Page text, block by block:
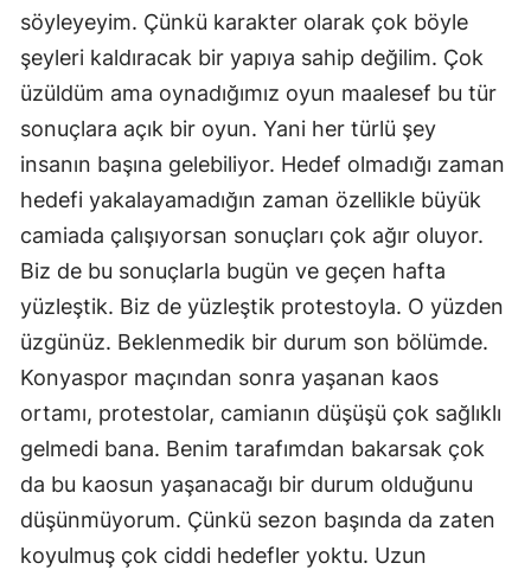
söyleyeyim. Çünkü karakter olarak çok böyle
şeyleri kaldıracak bir yapıya sahip değilim. Çok
üzüldüm ama oynadığımız oyun maalesef bu tür
sonuçlara açık bir oyun. Yani her türlü şey
insanın başına gelebiliyor. Hedef olmadığı zaman
hedefi yakalayamadığın zaman özellikle büyük
camiada çalışıyorsan sonuçları çok ağır oluyor.
Biz de bu sonuçlarla bugün ve geçen hafta
yüzleştik. Biz de yüzleştik protestoyla. O yüzden
üzgünüz. Beklenmedik bir durum son bölümde.
Konyaspor maçından sonra yaşanan kaos
ortamı, protestolar, camianın düşüşü çok sağlıklı
gelmedi bana. Benim tarafımdan bakarsak çok
da bu kaosun yaşanacağı bir durum olduğunu
düşünmüyorum. Çünkü sezon başında da zaten
koyulmuş çok ciddi hedefler yoktu. Uzun